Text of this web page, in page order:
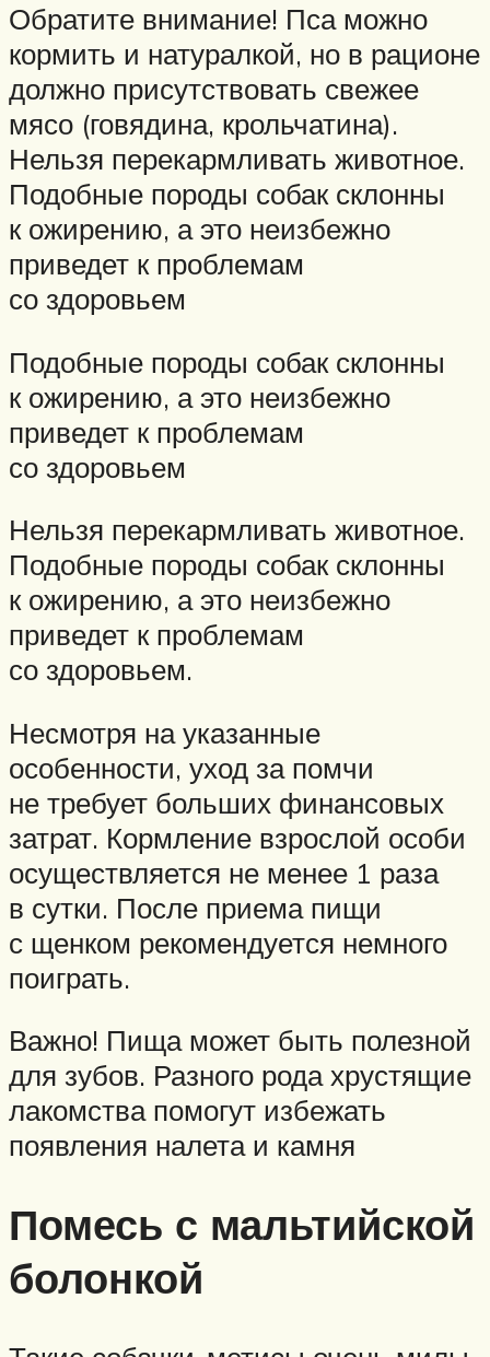
Обратите внимание! Пса можно
кормить и натуралкой, но в рационе
должно присутствовать свежее
мясо (говядина, крольчатина).
Нельзя перекармливать животное.
Подобные породы собак склонны
к ожирению, а это неизбежно
приведет к проблемам
со здоровьем
Подобные породы собак склонны
к ожирению, а это неизбежно
приведет к проблемам
со здоровьем
Нельзя перекармливать животное.
Подобные породы собак склонны
к ожирению, а это неизбежно
приведет к проблемам
со здоровьем.
Несмотря на указанные
особенности, уход за помчи
не требует больших финансовых
затрат. Кормление взрослой особи
осуществляется не менее 1 раза
в сутки. После приема пищи
с щенком рекомендуется немного
поиграть.
Важно! Пища может быть полезной
для зубов. Разного рода хрустящие
лакомства помогут избежать
появления налета и камня
Помесь с мальтийской
болонкой